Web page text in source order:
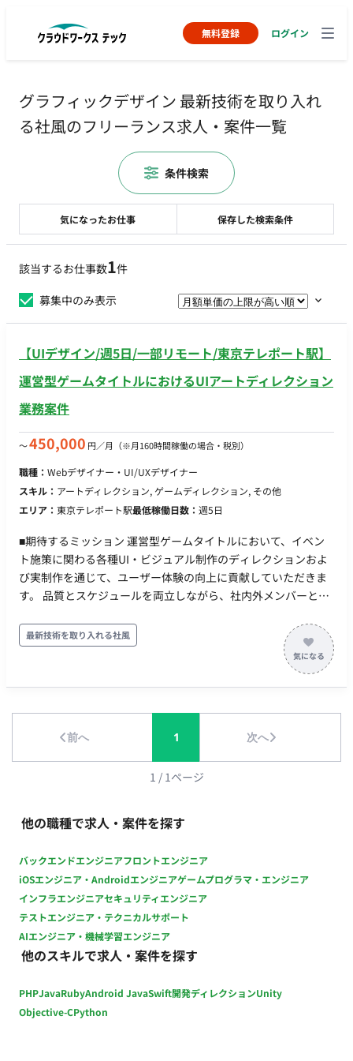
無料登録 ログイン
グラフィックデザイン 最新技術を取り入れ
る社風のフリーランス求人・案件一覧
該当するお仕事数1件
募集中のみ表示
【UIデザイン/週5日/一部リモート/東京テレポート駅】
運営型ゲームタイトルにおけるUIアートディレクション
業務案件
〜450,000 円／月 （※月160時間稼働の場合・税別）
職種： Webデザイナー・UI/UXデザイナー
スキル： アートディレクション, ゲームディレクション, その他
エリア： 東京テレポート駅最低稼働日数： 週5日
■期待するミッション 運営型ゲームタイトルにおいて、イベン
ト施策に関わる各種UI・ビジュアル制作のディレクションおよ
び実制作を通じて、ユーザー体験の向上に貢献していただきま
す。 品質とスケジュールを両立しながら、社内外メンバーと連
です。 ■業務内容・担当工程 【イベント施策に関わるデザイン
制作】 ・ロゴデザイン、アイコン制作など各種クリエイティブ
制作 ・UIパーツやビジュアル素材の作成 担当工程：実装・テス
ト 【クオリティコントロール（アートディレクション業務）】
【進行管理・折衝業務】 ・セクションメンバーのスケジュール
管理 ・外部協力会社との折衝、スケジュール調整 ・社内外との
調整業務 担当工程：要件定義・保守運用 ■チーム体制 ・アート
環境 プログラミング言語 ・該当なし インフラ ・該当なし ■働
き方 ・稼働量：週5日 ・リモート稼働：一部リモート（週3日出
最新技術を取り入れる社風
前へ 1 次へ
1 / 1ページ
他の職種で求人・案件を探す
バックエンドエンジニアフロントエンジニア
iOSエンジニア・Androidエンジニアゲームプログラマ・エンジニア
インフラエンジニアセキュリティエンジニア
テストエンジニア・テクニカルサポート
AIエンジニア・機械学習エンジニア
他のスキルで求人・案件を探す
PHPJavaRubyAndroid JavaSwift開発ディレクションUnity
Objective-CPython
気になったお仕事 保存した検索条件
条件検索